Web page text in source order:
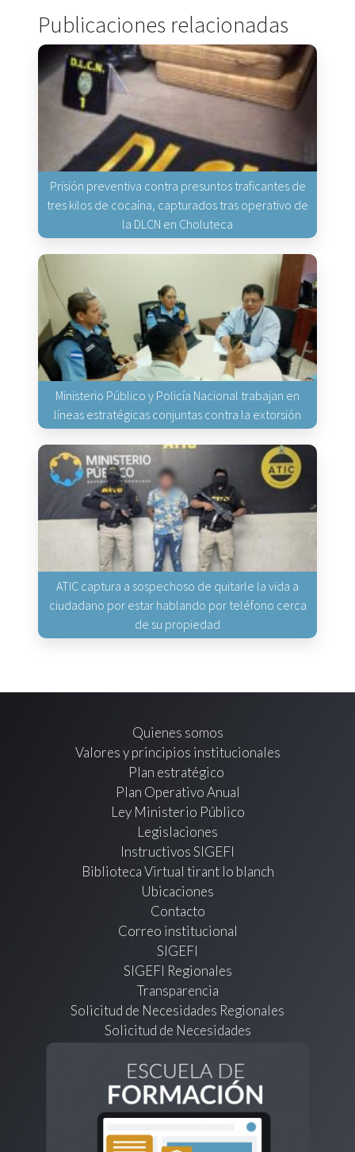
Publicaciones relacionadas
Prisión preventiva contra presuntos traficantes de
tres kilos de cocaína, capturados tras operativo de
la DLCN en Choluteca
Ministerio Público y Policía Nacional trabajan en
líneas estratégicas conjuntas contra la extorsión
ATIC captura a sospechoso de quitarle la vida a
ciudadano por estar hablando por teléfono cerca
de su propiedad
Quienes somos
Valores y principios institucionales
Plan estratégico
Plan Operativo Anual
Ley Ministerio Público
Legislaciones
Instructivos SIGEFI
Biblioteca Virtual tirant lo blanch
Ubicaciones
Contacto
Correo institucional
SIGEFI
SIGEFI Regionales
Transparencia
Solicitud de Necesidades Regionales
Solicitud de Necesidades